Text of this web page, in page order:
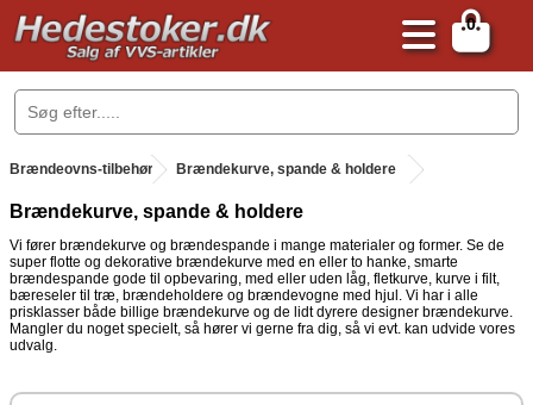
0
.
Brændeovns-tilbehør . Brændekurve, spande & holdere
Brændekurve, spande & holdere
Vi fører brændekurve og brændespande i mange materialer og former. Se de
super flotte og dekorative brændekurve med en eller to hanke, smarte
brændespande gode til opbevaring, med eller uden låg, fletkurve, kurve i filt,
bæreseler til træ, brændeholdere og brændevogne med hjul. Vi har i alle
prisklasser både billige brændekurve og de lidt dyrere designer brændekurve.
Mangler du noget specielt, så hører vi gerne fra dig, så vi evt. kan udvide vores
udvalg.